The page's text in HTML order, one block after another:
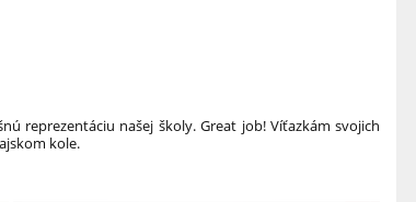
reprezentáciu našej školy. Great job! Víťazkám svojich
kole.